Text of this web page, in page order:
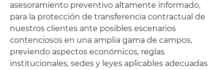
asesoramiento preventivo altamente informado,
para la protección de transferencia contractual de
nuestros clientes ante posibles escenarios
contenciosos en una amplia gama de campos,
previendo aspectos económicos, reglas
institucionales, sedes y leyes aplicables adecuadas